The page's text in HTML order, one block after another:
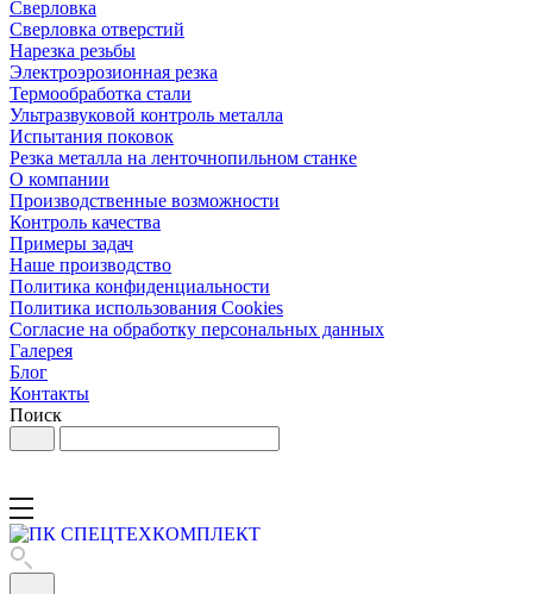
Сверловка
Сверловка отверстий
Нарезка резьбы
Электроэрозионная резка
Термообработка стали
Ультразвуковой контроль металла
Испытания поковок
Резка металла на ленточнопильном станке
О компании
Производственные возможности
Контроль качества
Примеры задач
Наше производство
Политика конфиденциальности
Политика использования Cookies
Согласие на обработку персональных данных
Галерея
Блог
Контакты
Поиск